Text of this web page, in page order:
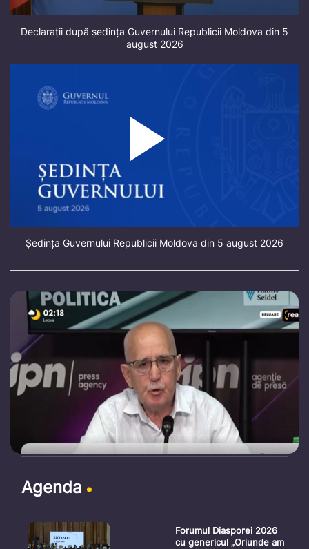
Declarații după ședința Guvernului Republicii Moldova din 5
august 2026
Ședința Guvernului Republicii Moldova din 5 august 2026
Agenda
Forumul Diasporei 2026
cu genericul „Oriunde am